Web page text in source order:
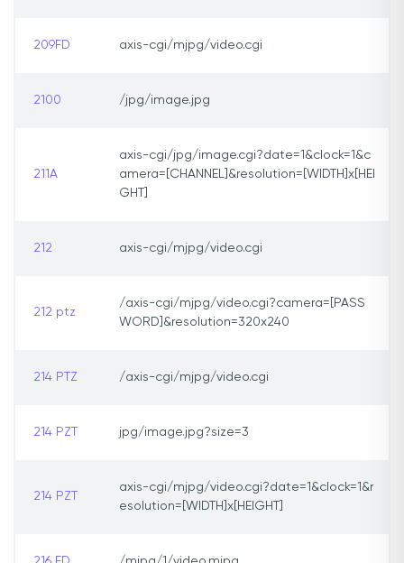
209FD axis-cgi/mjpg/video.cgi
2100 /jpg/image.jpg
211A
axis-cgi/jpg/image.cgi?date=1&clock=1&c
amera=[CHANNEL]&resolution=[WIDTH]x[HEI
GHT]
212 axis-cgi/mjpg/video.cgi
212 ptz
/axis-cgi/mjpg/video.cgi?camera=[PASS
WORD]&resolution=320x240
214 PTZ /axis-cgi/mjpg/video.cgi
214 PZT jpg/image.jpg?size=3
214 PZT
axis-cgi/mjpg/video.cgi?date=1&clock=1&r
esolution=[WIDTH]x[HEIGHT]